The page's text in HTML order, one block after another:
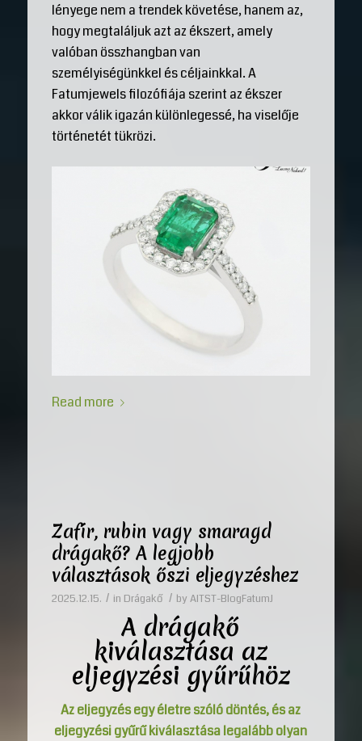
lényege nem a trendek követése, hanem az,
hogy megtaláljuk azt az ékszert, amely
valóban összhangban van
személyiségünkkel és céljainkkal. A
Fatumjewels filozófiája szerint az ékszer
akkor válik igazán különlegessé, ha viselője
történetét tükrözi.
Read more
Zafír, rubin vagy smaragd
drágakő? A legjobb
választások őszi eljegyzéshez
2025.12.15. / in Drágakő / by AITST-BlogFatumJ
A drágakő
kiválasztása az
eljegyzési gyűrűhöz
Az eljegyzés egy életre szóló döntés, és az
eljegyzési gyűrű kiválasztása legalább olyan